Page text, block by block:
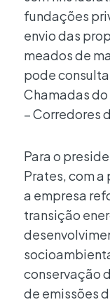
fundações
envio das
meados de
pode
Chamadas do
– Corredores
Para o
Prates, com a
a empresa
transição
conservação
de emissões